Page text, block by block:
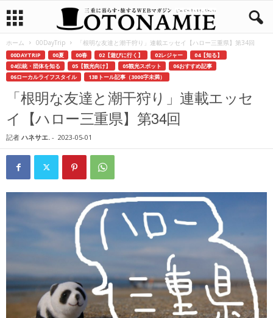
ホーム 00DayTrip 「根明な友達と潮干狩り」連載エッセイ【ハロー三重県】第34回
00DAYTRIP 00夏 00春 02【遊びに行く】 02レジャー
04【知る】
04伝統・団体を知る
05【観光向け】 05観光スポット
06おすすめ記事
06ローカルライフスタイル
13Bトール記事（3000字未満）
「根明な友達と潮干狩り」連載エッセ
イ【ハロー三重県】第34回
記者 ハネサエ. - 2023-05-01